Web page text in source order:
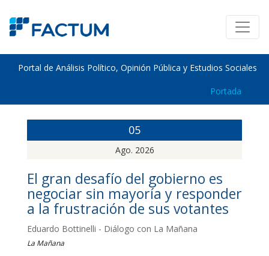
Portal de Análisis Político, Opinión Pública y Estudios Sociales
Portada
05
Ago. 2026
El gran desafío del gobierno es
negociar sin mayoría y responder
a la frustración de sus votantes
Eduardo Bottinelli - Diálogo con La Mañana
La Mañana